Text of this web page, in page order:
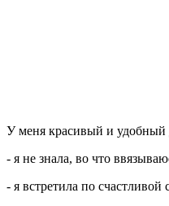
У меня красивый и
- я не знала, во что
- я встретила по